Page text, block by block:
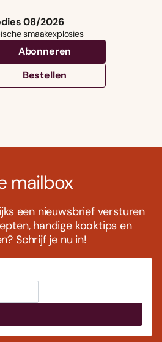
08/2026
smaakexplosies
Abonneren
Bestellen
mailbox
een nieuwsbrief versturen
handige kooktips en
Schrijf je nu in!